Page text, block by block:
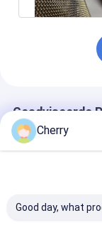
Geadviseerde
Cherry
Good day, what